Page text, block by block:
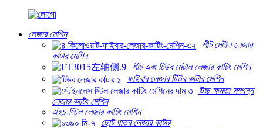
লেজার মেশিন
শীট মেটাল লেজার
কাটার মেশিন
শীট এবং টিউব মেটাল লেজার কাটিং মেশিন
ফাইবার লেজার টিউব কাটার মেশিন
উচ্চ ক্ষমতা সম্পন্ন
লেজার কাটিং মেশিন
এইচ-স্টিল লেজার কাটিং মেশিন
ছোট ধাতব লেজার কাটার